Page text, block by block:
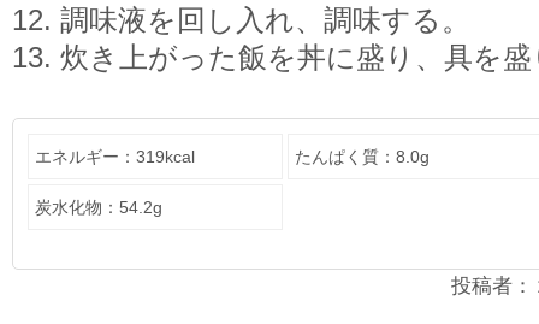
12. 調味液を回し入れ、調味する。
13. 炊き上がった飯を丼に盛り、具を
エネルギー：319kcal たんぱく質：8.0g
炭水化物：54.2g
投稿者